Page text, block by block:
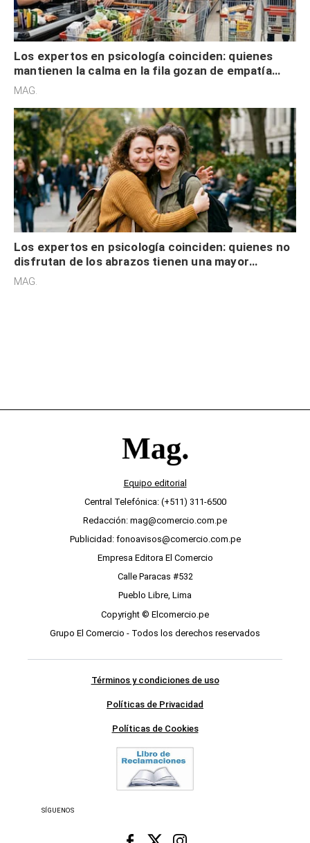
Los expertos en psicología coinciden: quienes
mantienen la calma en la fila gozan de empatía
cognitiva, gratitud y no solo tienen autocontrol
MAG.
Los expertos en psicología coinciden: quienes no
disfrutan de los abrazos tienen una mayor
sensibilidad a los estímulos físicos y no es por
MAG.
Equipo editorial
Central Telefónica: (+511) 311-6500
Redacción: mag@comercio.com.pe
Publicidad: fonoavisos@comercio.com.pe
Empresa Editora El Comercio
Calle Paracas #532
Pueblo Libre, Lima
Copyright © Elcomercio.pe
Grupo El Comercio - Todos los derechos reservados
Términos y condiciones de uso
Políticas de Privacidad
Políticas de Cookies
SÍGUENOS